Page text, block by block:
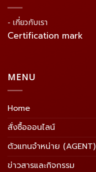
- เกี่ยวกับเรา
Certification mark
MENU
Home
สั่งซื้อออนไลน์
ตัวแทนจำหน่าย (AGENT)
ข่าวสารและกิจกรรม